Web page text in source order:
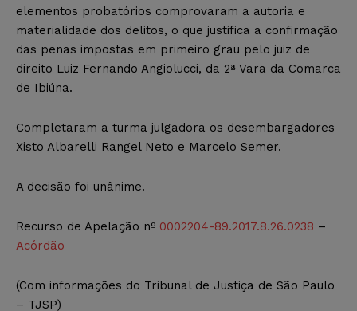
elementos probatórios comprovaram a autoria e
materialidade dos delitos, o que justifica a confirmação
das penas impostas em primeiro grau pelo juiz de
direito Luiz Fernando Angiolucci, da 2ª Vara da Comarca
de Ibiúna.
Completaram a turma julgadora os desembargadores
Xisto Albarelli Rangel Neto e Marcelo Semer.
A decisão foi unânime.
Recurso de Apelação nº 0002204-89.2017.8.26.0238 –
Acórdão
(Com informações do Tribunal de Justiça de São Paulo
– TJSP)